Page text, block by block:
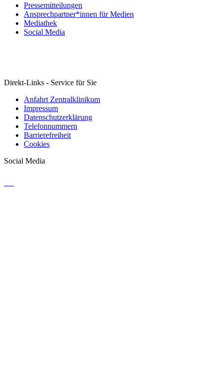
Pressemitteilungen
Ansprechpartner*innen für Medien
Mediathek
Social Media
Direkt-Links - Service für Sie
Anfahrt Zentralklinikum
Impressum
Datenschutzerklärung
Telefonnummern
Barrierefreiheit
Cookies
Social Media